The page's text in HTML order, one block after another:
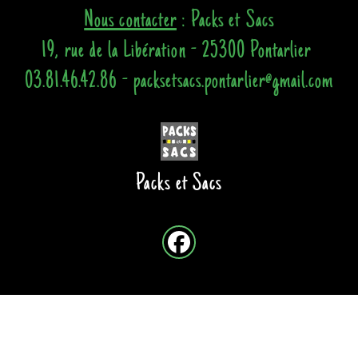
Nous contacter: Packs et Sacs
19, rue de la Libération - 25300 Pontarlier
03.81.46.42.86 - packsetsacs.pontarlier@gmail.com
Packs et Sacs